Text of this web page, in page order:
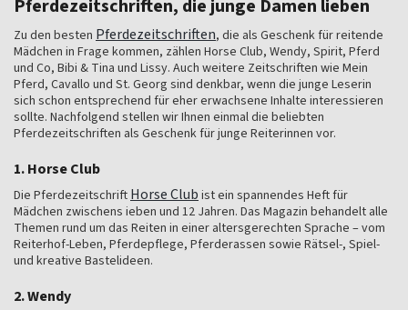
Pferdezeitschriften, die junge Damen lieben
Zu den besten Pferdezeitschriften, die als Geschenk für reitende
Mädchen in Frage kommen, zählen Horse Club, Wendy, Spirit, Pferd
und Co, Bibi & Tina und Lissy. Auch weitere Zeitschriften wie Mein
Pferd, Cavallo und St. Georg sind denkbar, wenn die junge Leserin
sich schon entsprechend für eher erwachsene Inhalte interessieren
sollte. Nachfolgend stellen wir Ihnen einmal die beliebten
Pferdezeitschriften als Geschenk für junge Reiterinnen vor.
1. Horse Club
Die Pferdezeitschrift Horse Club ist ein spannendes Heft für
Mädchen zwischens ieben und 12 Jahren. Das Magazin behandelt alle
Themen rund um das Reiten in einer altersgerechten Sprache – vom
Reiterhof-Leben, Pferdepflege, Pferderassen sowie Rätsel-, Spiel-
und kreative Bastelideen.
2. Wendy